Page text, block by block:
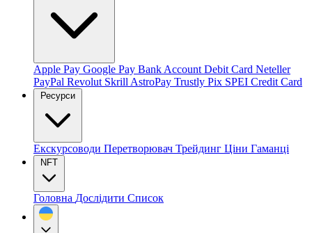
Apple Pay Google Pay Bank Account Debit Card Neteller
PayPal Revolut Skrill AstroPay Trustly Pix SPEI Credit Card
Ресурси
Екскурсоводи Перетворювач Трейдинг Ціни Гаманці
NFT
Головна Дослідити Список